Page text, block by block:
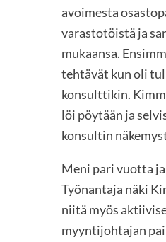
avoimesta
varastotöistä ja
mukaansa.
tehtävät kun oli
konsulttikin.
löi pöytään ja
konsultin
Meni pari vuotta
Työnantaja näki
niitä myös
myyntijohtajan